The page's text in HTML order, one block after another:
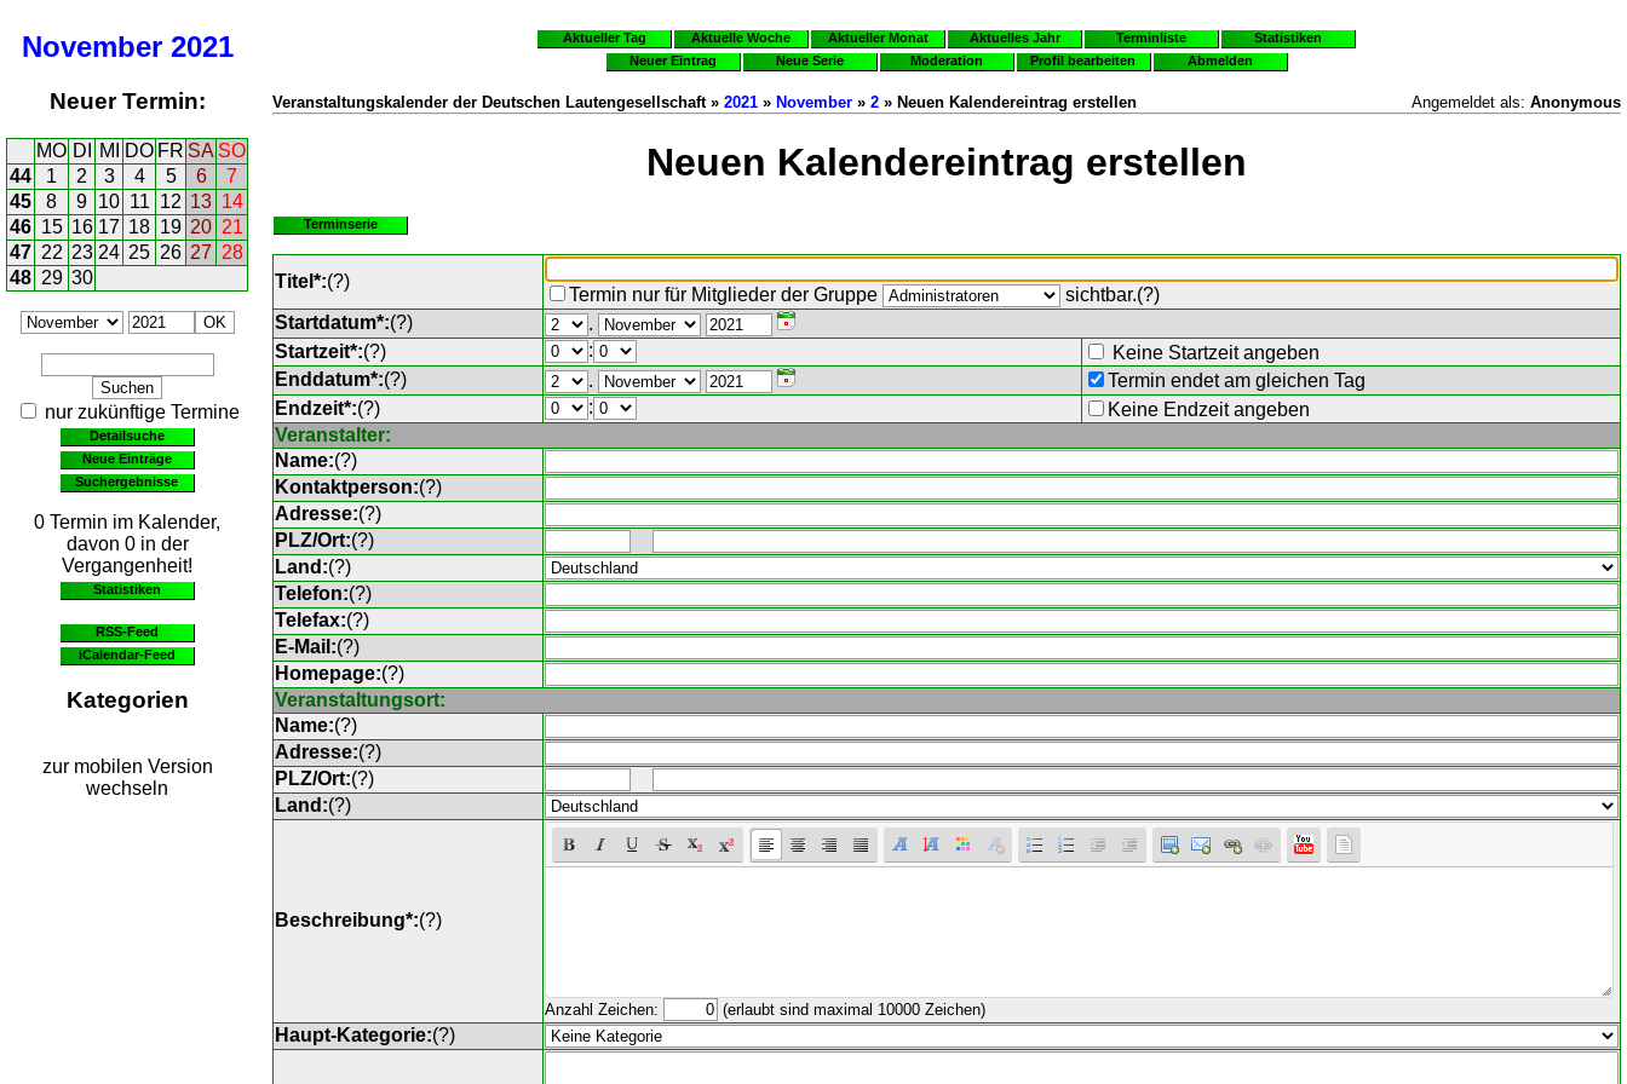
November 2021
Neuer Termin:
MO DI MI DO FR SA SO
44
1 2 3 4 5 6
7
45
8 9 10 11 12 13 14
46 15 16 17 18 19 20 21
47 22 23 24 25 26 27 28
48 29 30
nur zukünftige Termine
Detailsuche
Neue Einträge
Suchergebnisse
0 Termin im Kalender,
davon 0 in der
Vergangenheit!
Statistiken
RSS-Feed
iCalendar-Feed
Kategorien
zur mobilen Version
wechseln
Aktueller Tag Aktuelle Woche Aktueller Monat Aktuelles Jahr Terminliste
Statistiken
Neuer Eintrag
Neue Serie Moderation Profil bearbeiten Abmelden
Veranstaltungskalender der Deutschen Lautengesellschaft » 2021 » November » 2 » Neuen Kalendereintrag erstellen Angemeldet als: Anonymous
Neuen Kalendereintrag erstellen
Terminserie
Titel*:(?)
Termin nur für Mitglieder der Gruppe sichtbar.(?)
Startdatum*:(?)
.
Startzeit*:(?) :
Keine Startzeit angeben
Enddatum*:(?) .
Termin endet am gleichen Tag
Endzeit*:(?) :
Keine Endzeit angeben
Veranstalter:
Name:(?)
Kontaktperson:(?)
Adresse:(?)
PLZ/Ort:(?)
Land:(?)
Telefon:(?)
Telefax:(?)
E-Mail:(?)
Homepage:(?)
Veranstaltungsort:
Name:(?)
Adresse:(?)
PLZ/Ort:(?)
Land:(?)
Beschreibung*:(?)
Anzahl Zeichen: (erlaubt sind maximal 10000 Zeichen)
Haupt-Kategorie:(?)